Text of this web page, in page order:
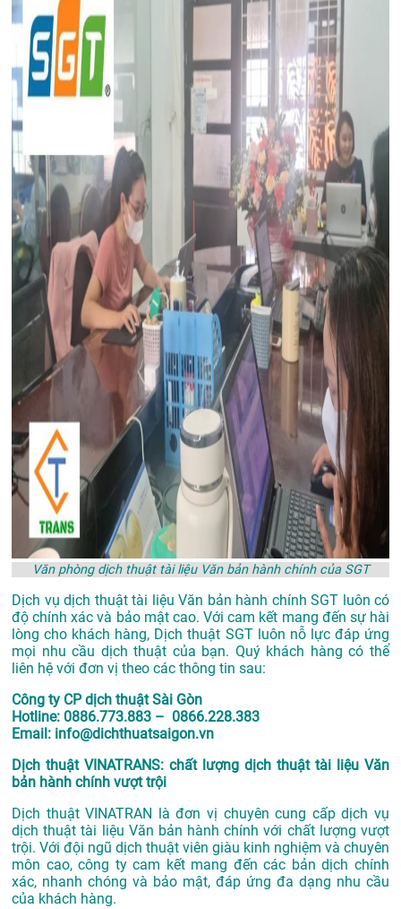
Văn phòng dịch thuật tài liệu Văn bản hành chính của SGT
Dịch vụ dịch thuật tài liệu Văn bản hành chính SGT luôn có
độ chính xác và bảo mật cao. Với cam kết mang đến sự hài
lòng cho khách hàng, Dịch thuật SGT luôn nỗ lực đáp ứng
mọi nhu cầu dịch thuật của bạn. Quý khách hàng có thể
liên hệ với đơn vị theo các thông tin sau:
Công ty CP dịch thuật Sài Gòn
Hotline: 0886.773.883 – 0866.228.383
Email: info@dichthuatsaigon.vn
Dịch thuật VINATRANS: chất lượng dịch thuật tài liệu Văn
bản hành chính vượt trội
Dịch thuật VINATRAN là đơn vị chuyên cung cấp dịch vụ
dịch thuật tài liệu Văn bản hành chính với chất lượng vượt
trội. Với đội ngũ dịch thuật viên giàu kinh nghiệm và chuyên
môn cao, công ty cam kết mang đến các bản dịch chính
xác, nhanh chóng và bảo mật, đáp ứng đa dạng nhu cầu
của khách hàng.